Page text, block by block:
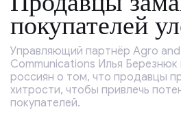
покупателей
Управляющий партнёр Agro
Communications Илья
россиян о том, что продавцы
хитрости, чтобы привлечь
покупателей.